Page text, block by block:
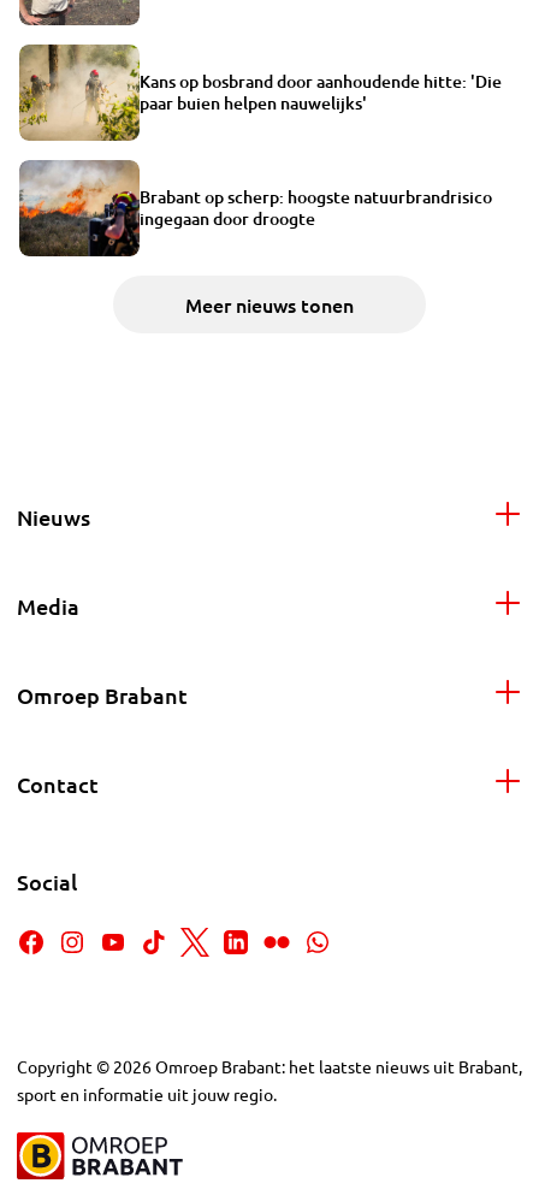
Kans op bosbrand door aanhoudende hitte: 'Die
paar buien helpen nauwelijks'
Brabant op scherp: hoogste natuurbrandrisico
ingegaan door droogte
Meer nieuws tonen
Nieuws
Media
Omroep Brabant
Contact
Social
Copyright © 2026Omroep Brabant: het laatste nieuws uit Brabant,
sport en informatie uit jouw regio.